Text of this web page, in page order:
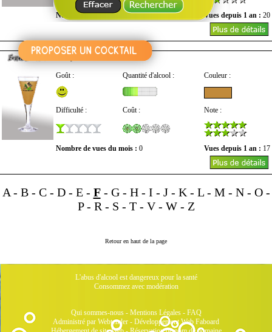
Nombre de vues du mois :0 Vues depuis 1 an : 20
Goût : Quantité d'alcool : Couleur :
Difficulté : Coût : Note :
Nombre de vues du mois : 0 Vues depuis 1 an : 17
A- B- C- D- E- F- G- H- I - J- K- L- M- N- O-
P- R - S - T- V- W- Z
Retour en haut de la page
L'abus d'alcool est dangereux pour la santé
Consommez avec modération
Qui sommes-nous- Mentions Légales- FAQ
Administré par Webtender - Développement Web Faboard